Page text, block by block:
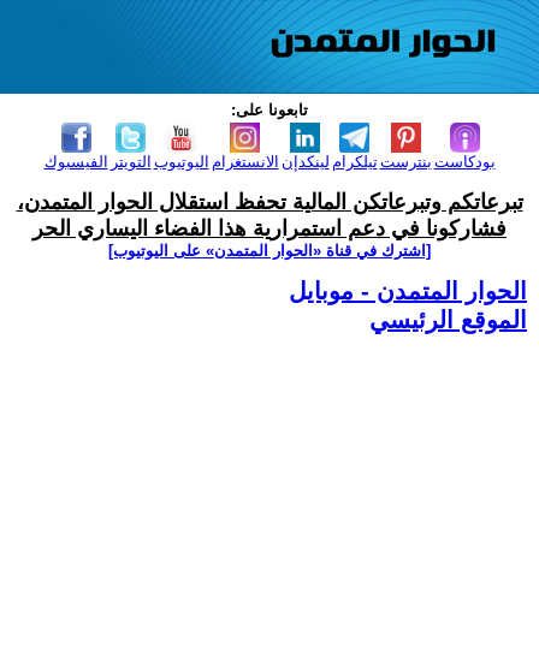
تابعونا على:
الفيسبوك التويتر اليوتيوب الانستغرام لينكدإن تيلكرامبنترست بودكاست
تبرعاتكم وتبرعاتكن المالية تحفظ استقلال الحوار المتمدن،
فشاركونا في دعم استمرارية هذا الفضاء اليساري الحر
[اشترك في قناة ‫«الحوار المتمدن» على اليوتيوب]
الحوار المتمدن - موبايل
الموقع الرئيسي